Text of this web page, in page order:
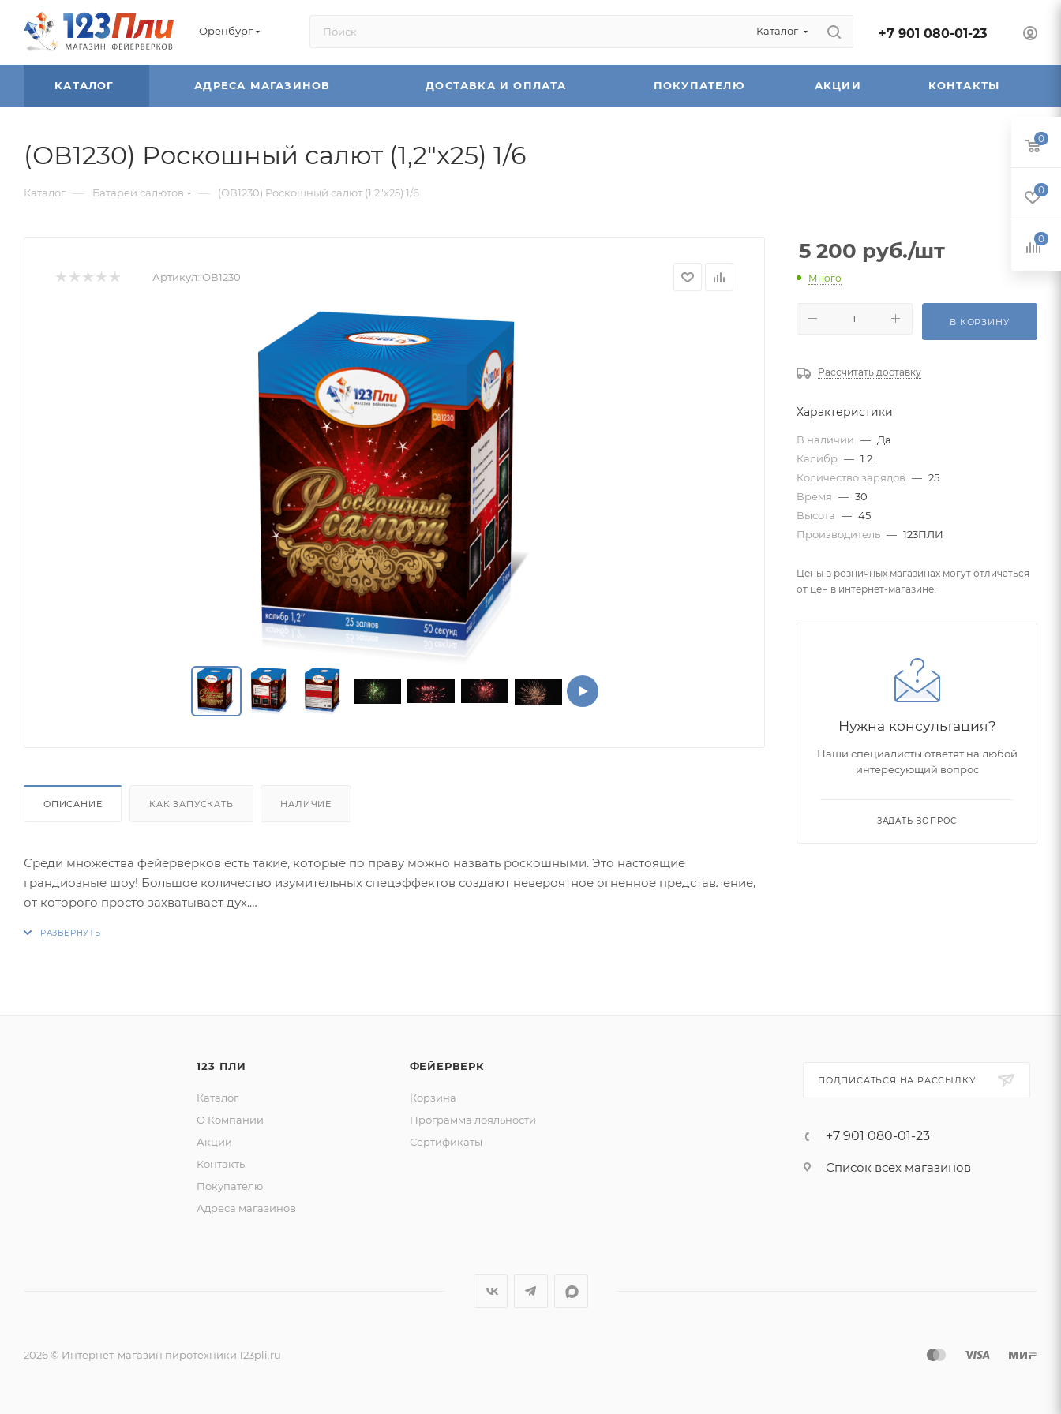
Оренбург Каталог +7 901 080-01-23
КАТАЛОГ АДРЕСА МАГАЗИНОВ ДОСТАВКА И ОПЛАТА ПОКУПАТЕЛЮ АКЦИИ КОНТАКТЫ
(ОВ1230) Роскошный салют (1,2"х25) 1/6
Каталог — Батареи салютов — (ОВ1230) Роскошный салют (1,2"х25) 1/6
Артикул: ОВ1230
ОПИСАНИЕ КАК ЗАПУСКАТЬ НАЛИЧИЕ
Среди множества фейерверков есть такие, которые по праву можно назвать роскошными. Это настоящие
грандиозные шоу! Большое количество изумительных спецэффектов создают невероятное огненное представление,
от которого просто захватывает дух.
1. Красная пальма с трещащим жемчугом.
5. Золотая хризантема с трещащим жемчугом.
5 200 руб./шт
Много
В КОРЗИНУ
Рассчитать доставку
Характеристики
В наличии — Да
Калибр — 1.2
Количество зарядов — 25
Время — 30
Высота — 45
Производитель — 123ПЛИ
Цены в розничных магазинах могут отличаться
от цен в интернет-магазине.
Нужна консультация?
Наши специалисты ответят на любой
интересующий вопрос
ЗАДАТЬ ВОПРОС
123 ПЛИ
Каталог
О Компании
Акции
Контакты
Покупателю
Адреса магазинов
ФЕЙЕРВЕРК
Корзина
Программа лояльности
Сертификаты
ПОДПИСАТЬСЯ НА РАССЫЛКУ
+7 901 080-01-23
Список всех магазинов
2026 © Интернет-магазин пиротехники 123pli.ru
0
0
0